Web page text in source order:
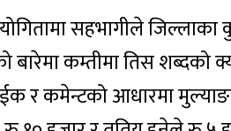
सहभागीले
बारेमा कम्तीमा तिस शब्दको
र कमेन्टको आधारमा